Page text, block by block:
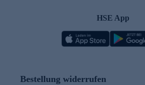
HSE App
Bestellung widerrufen